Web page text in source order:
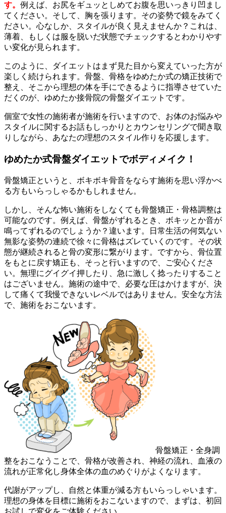
す。 例えば、お尻をギュッとしめてお腹を思いっきり凹まし
てください。そして、胸を張ります。その姿勢で鏡をみてく
ださい。心なしか、スタイルが良く見えませんか？これは、
薄着、もしくは服を脱いだ状態でチェックするとわかりやす
い変化が見られます。
このように、ダイエットはまず見た目から変えていった方が
楽しく続けられます。骨盤、骨格をゆめたか式の矯正技術で
整え、そこから理想の体を手にできるように指導させていた
だくのが、ゆめたか接骨院の骨盤ダイエットです。
個室で女性の施術者が施術を行いますので、お体のお悩みや
スタイルに関するお話もしっかりとカウンセリングで聞き取
りしながら、あなたの理想のスタイル作りを応援します。
ゆめたか式骨盤ダイエットでボディメイク！
骨盤矯正というと、ボキボキ骨音をならす施術を思い浮かべ
る方もいらっしゃるかもしれません。
しかし、そんな怖い施術をしなくても骨盤矯正・骨格調整は
可能なのです。例えば、骨盤がずれるとき、ボキッとか音が
鳴ってずれるのでしょうか？違います。日常生活の何気ない
無影な姿勢の連続で徐々に骨格はズレていくのです。その状
態が継続されると骨の変形に繋がります。ですから、骨位置
をもとに戻す矯正も、そっと行いますので、ご安心くださ
い。無理にグイグイ押したり、急に激しく捻ったりすること
はございません。施術の途中で、必要な圧はかけますが、決
して痛くて我慢できないレベルではありません。安全な方法
で、施術をおこないます。
骨盤矯正・全身調
整をおこなうことで、骨格が改善され、神経の流れ、血液の
流れが正常化し身体全体の血のめぐりがよくなります。
代謝がアップし、自然と体重が減る方もいらっしゃいます。
理想の身体を目標に施術をおこないますので、まずは、初回
お試しで変化をご体験ください。